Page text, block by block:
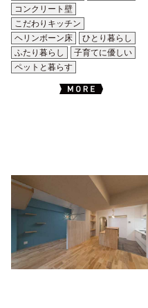
コンクリート壁
こだわりキッチン
ヘリンボーン床
ひとり暮らし
ふたり暮らし
子育てに優しい
ペットと暮らす